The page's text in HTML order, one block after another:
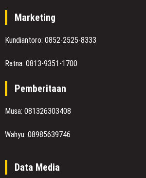
Marketing
Kundiantoro: 0852-2525-8333
Ratna: 0813-9351-1700
Pemberitaan
Musa: 081326303408
Wahyu: 08985639746
Data Media